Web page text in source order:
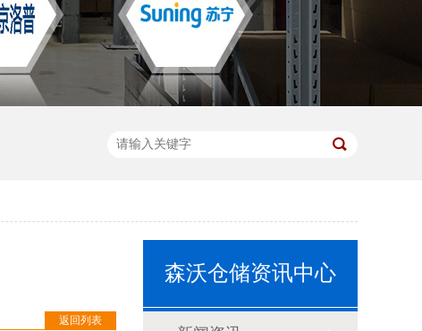
返回列表
森沃仓储资讯中心